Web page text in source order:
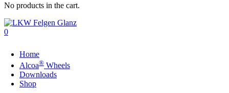
No products in the cart.
0
Home
Alcoa® Wheels
Downloads
Shop